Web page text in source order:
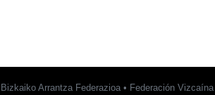
Bizkaiko Arrantza Federazioa • Federación